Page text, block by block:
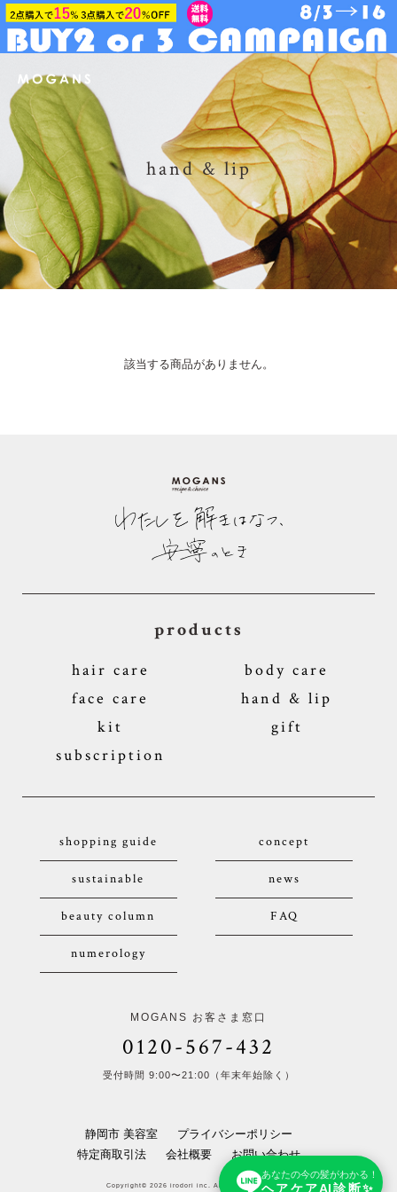
あなたの今の髪がわかる！
ヘアケアAI診断✨
hand & lip
該当する商品がありません。
products
hair care
body care
face care
hand & lip
kit
gift
subscription
shopping guide concept
sustainable news
beauty column FAQ
numerology
MOGANS お客さま窓口
0120-567-432
受付時間 9:00〜21:00（年末年始除く）
静岡市 美容室
プライバシーポリシー
特定商取引法
会社概要 お問い合わせ
Copyright© 2026 irodori inc. All Rights Reserved.